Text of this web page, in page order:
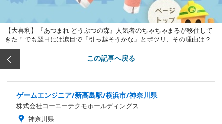
【大喜利】『あつまれ どうぶつの森』人気者のちゃちゃまるが移住して
きた！でも翌日には涙目で「引っ越そうかな」とポツリ、その理由は？
この記事へ戻る
ゲームエンジニア/新高島駅/横浜市/神奈川県
株式会社コーエーテクモホールディングス
神奈川県